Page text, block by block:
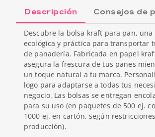
Descripción Consejos de
Descubre la bolsa kraft para pan, una
ecológica y práctica para transportar
de panadería. Fabricada en papel
asegura la frescura de tus panes
un toque natural a tu marca.
logo para adaptarse a todas tus
negocio. Las bolsas se entregan
para su uso (en paquetes de 500 ej.
1000 ej. en cartón, según
producción).